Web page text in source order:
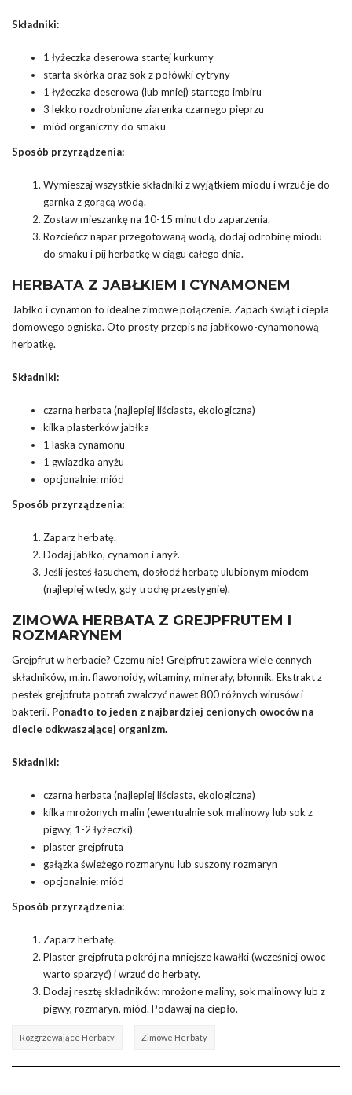
Składniki:
1 łyżeczka deserowa startej kurkumy
starta skórka oraz sok z połówki cytryny
1 łyżeczka deserowa (lub mniej) startego imbiru
3 lekko rozdrobnione ziarenka czarnego pieprzu
miód organiczny do smaku
Sposób przyrządzenia:
Wymieszaj wszystkie składniki z wyjątkiem miodu i wrzuć je do
garnka z gorącą wodą.
Zostaw mieszankę na 10-15 minut do zaparzenia.
Rozcieńcz napar przegotowaną wodą, dodaj odrobinę miodu
do smaku i pij herbatkę w ciągu całego dnia.
HERBATA Z JABŁKIEM I CYNAMONEM
Jabłko i cynamon to idealne zimowe połączenie. Zapach świąt i ciepła
domowego ogniska. Oto prosty przepis na jabłkowo-cynamonową
herbatkę.
Składniki:
czarna herbata (najlepiej liściasta, ekologiczna)
kilka plasterków jabłka
1 laska cynamonu
1 gwiazdka anyżu
opcjonalnie: miód
Sposób przyrządzenia:
Zaparz herbatę.
Dodaj jabłko, cynamon i anyż.
Jeśli jesteś łasuchem, dosłodź herbatę ulubionym miodem
(najlepiej wtedy, gdy trochę przestygnie).
ZIMOWA HERBATA Z GREJPFRUTEM I
ROZMARYNEM
Grejpfrut w herbacie? Czemu nie! Grejpfrut zawiera wiele cennych
składników, m.in. flawonoidy, witaminy, minerały, błonnik. Ekstrakt z
pestek grejpfruta potrafi zwalczyć nawet 800 różnych wirusów i
bakterii. Ponadto to jeden z najbardziej cenionych owoców na
diecie odkwaszającej organizm.
Składniki:
czarna herbata (najlepiej liściasta, ekologiczna)
kilka mrożonych malin (ewentualnie sok malinowy lub sok z
pigwy, 1-2 łyżeczki)
plaster grejpfruta
gałązka świeżego rozmarynu lub suszony rozmaryn
opcjonalnie: miód
Sposób przyrządzenia:
Zaparz herbatę.
Plaster grejpfruta pokrój na mniejsze kawałki (wcześniej owoc
warto sparzyć) i wrzuć do herbaty.
Dodaj resztę składników: mrożone maliny, sok malinowy lub z
pigwy, rozmaryn, miód. Podawaj na ciepło.
Rozgrzewające Herbaty Zimowe Herbaty